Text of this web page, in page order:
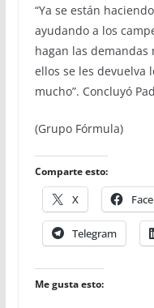
“Ya se están
ayudando a los
hagan las demandas
ellos se les devuelva
mucho”. Concluyó
(Grupo Fórmula)
Comparte esto:
X
Telegram
Me gusta esto: